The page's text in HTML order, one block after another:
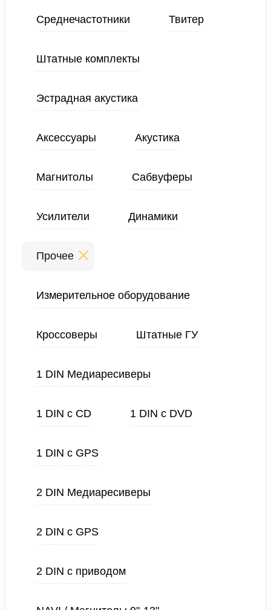
Среднечастотники Твитер
Штатные комплекты
Эстрадная акустика
Аксессуары Акустика
Магнитолы Сабвуферы
Усилители Динамики
Прочее
Измерительное оборудование
Кроссоверы Штатные ГУ
1 DIN Медиаресиверы
1 DIN с CD 1 DIN с DVD
1 DIN с GPS
2 DIN Медиаресиверы
2 DIN с GPS
2 DIN с приводом